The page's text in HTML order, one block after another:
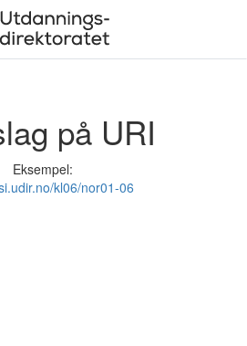
på URI
Eksempel:
kl06/nor01-06